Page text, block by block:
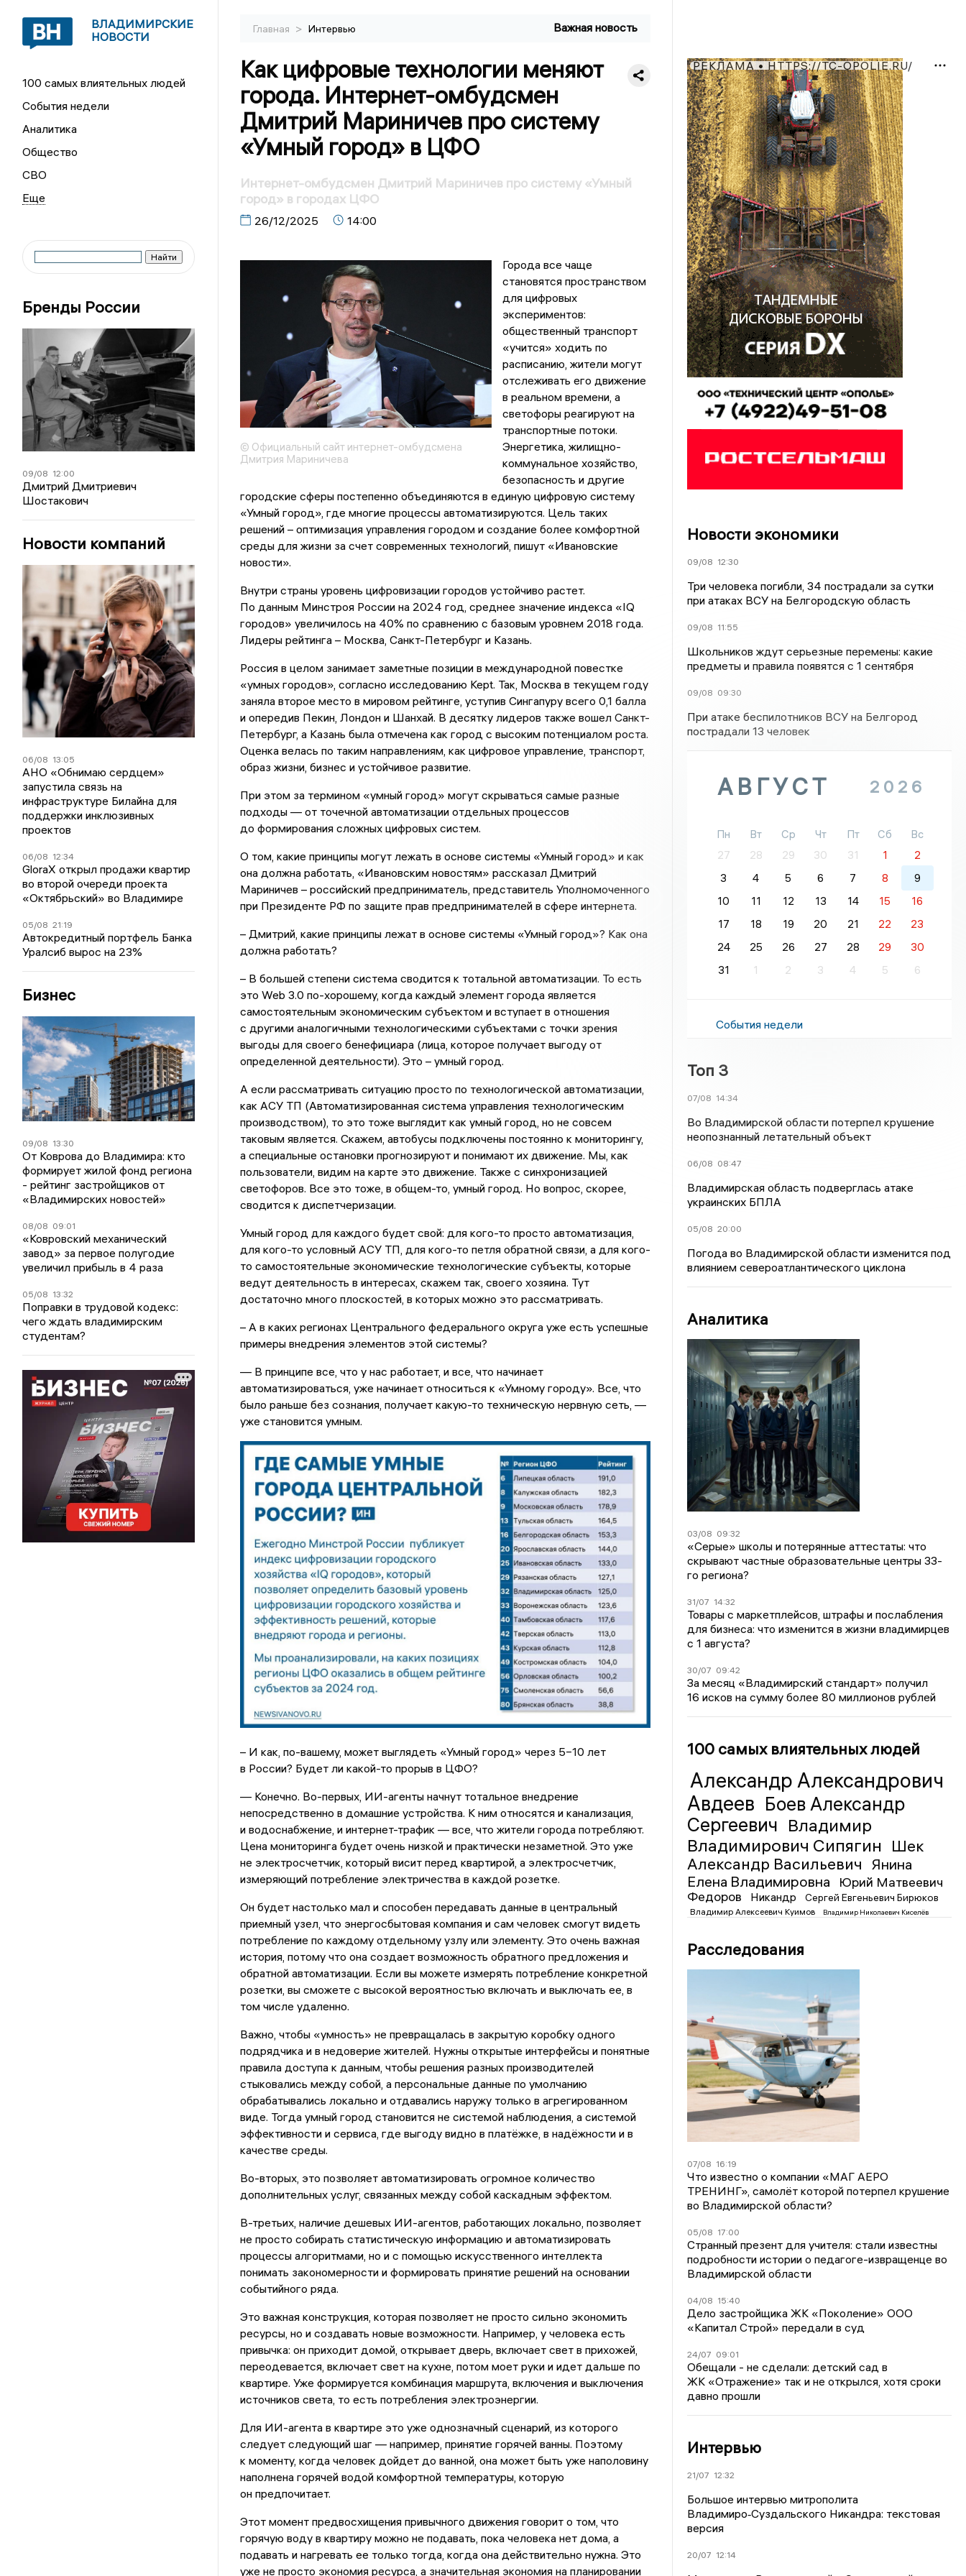
ВЛАДИМИРСКИЕ
НОВОСТИ
100 самых влиятельных людей
События недели
Аналитика
Общество
СВО
Бренды России
09/08 12:00
Дмитрий Дмитриевич
Шостакович
Новости компаний
06/08 13:05
АНО «Обнимаю сердцем»
запустила связь на
инфраструктуре Билайна для
поддержки инклюзивных
проектов
06/08 12:34
GloraX открыл продажи квартир
во второй очереди проекта
«Октябрьский» во Владимире
05/08 21:19
Автокредитный портфель Банка
Уралсиб вырос на 23%
Бизнес
09/08 13:30
От Коврова до Владимира: кто
формирует жилой фонд региона
- рейтинг застройщиков от
«Владимирских новостей»
08/08 09:01
«Ковровский механический
завод» за первое полугодие
увеличил прибыль в 4 раза
05/08 13:32
Поправки в трудовой кодекс:
чего ждать владимирским
студентам?
Главная > Интервью Важная новость
Как цифровые технологии меняют
города. Интернет-омбудсмен
Дмитрий Мариничев про систему
«Умный город» в ЦФО
Интернет-омбудсмен Дмитрий Мариничев про систему «Умный
город» в городах ЦФО
26/12/2025 14:00
© Официальный сайт интернет-омбудсмена
Дмитрия Мариничева
Города все чаще
становятся пространством
для цифровых
экспериментов:
общественный транспорт
«учится» ходить по
расписанию, жители могут
отслеживать его движение
в реальном времени, а
светофоры реагируют на
транспортные потоки.
Энергетика, жилищно-
коммунальное хозяйство,
безопасность и другие
городские сферы постепенно объединяются в единую цифровую систему
«Умный город», где многие процессы автоматизируются. Цель таких
решений – оптимизация управления городом и создание более комфортной
среды для жизни за счет современных технологий, пишут «Ивановские
новости».
Внутри страны уровень цифровизации городов устойчиво растет.
По данным Минстроя России на 2024 год, среднее значение индекса «IQ
городов» увеличилось на 40% по сравнению с базовым уровнем 2018 года.
Лидеры рейтинга – Москва, Санкт-Петербург и Казань.
Россия в целом занимает заметные позиции в международной повестке
«умных городов», согласно исследованию Kept. Так, Москва в текущем году
заняла второе место в мировом рейтинге, уступив Сингапуру всего 0,1 балла
и опередив Пекин, Лондон и Шанхай. В десятку лидеров также вошел Санкт-
Петербург, а Казань была отмечена как город с высоким потенциалом роста.
Оценка велась по таким направлениям, как цифровое управление, транспорт,
образ жизни, бизнес и устойчивое развитие.
При этом за термином «умный город» могут скрываться самые разные
подходы — от точечной автоматизации отдельных процессов
до формирования сложных цифровых систем.
О том, какие принципы могут лежать в основе системы «Умный город» и как
она должна работать, «Ивановским новостям» рассказал Дмитрий
Мариничев – российский предприниматель, представитель Уполномоченного
при Президенте РФ по защите прав предпринимателей в сфере интернета.
– Дмитрий, какие принципы лежат в основе системы «Умный город»? Как она
должна работать?
– В большей степени система сводится к тотальной автоматизации. То есть
это Web 3.0 по-хорошему, когда каждый элемент города является
самостоятельным экономическим субъектом и вступает в отношения
с другими аналогичными технологическими субъектами с точки зрения
выгоды для своего бенефициара (лица, которое получает выгоду от
определенной деятельности). Это – умный город.
А если рассматривать ситуацию просто по технологической автоматизации,
как АСУ ТП (Автоматизированная система управления технологическим
производством), то это тоже выглядит как умный город, но не совсем
таковым является. Скажем, автобусы подключены постоянно к мониторингу,
а специальные остановки прогнозируют и понимают их движение. Мы, как
пользователи, видим на карте это движение. Также с синхронизацией
светофоров. Все это тоже, в общем-то, умный город. Но вопрос, скорее,
сводится к диспетчеризации.
Умный город для каждого будет свой: для кого-то просто автоматизация,
для кого-то условный АСУ ТП, для кого-то петля обратной связи, а для кого-
то самостоятельные экономические технологические субъекты, которые
ведут деятельность в интересах, скажем так, своего хозяина. Тут
достаточно много плоскостей, в которых можно это рассматривать.
– А в каких регионах Центрального федерального округа уже есть успешные
примеры внедрения элементов этой системы?
— В принципе все, что у нас работает, и все, что начинает
автоматизироваться, уже начинает относиться к «Умному городу». Все, что
было раньше без сознания, получает какую-то техническую нервную сеть, —
уже становится умным.
– И как, по-вашему, может выглядеть «Умный город» через 5−10 лет
в России? Будет ли какой-то прорыв в ЦФО?
— Конечно. Во-первых, ИИ-агенты начнут тотальное внедрение
непосредственно в домашние устройства. К ним относятся и канализация,
и водоснабжение, и интернет-трафик — все, что жители города потребляют.
Цена мониторинга будет очень низкой и практически незаметной. Это уже
не электросчетчик, который висит перед квартирой, а электросчетчик,
измеряющий потребление электричества в каждой розетке.
Он будет настолько мал и способен передавать данные в центральный
приемный узел, что энергосбытовая компания и сам человек смогут видеть
потребление по каждому отдельному узлу или элементу. Это очень важная
история, потому что она создает возможность обратного предложения и
обратной автоматизации. Если вы можете измерять потребление конкретной
розетки, вы сможете с высокой вероятностью включать и выключать ее, в
том числе удаленно.
Важно, чтобы «умность» не превращалась в закрытую коробку одного
подрядчика и в недоверие жителей. Нужны открытые интерфейсы и понятные
правила доступа к данным, чтобы решения разных производителей
стыковались между собой, а персональные данные по умолчанию
обрабатывались локально и отдавались наружу только в агрегированном
виде. Тогда умный город становится не системой наблюдения, а системой
эффективности и сервиса, где выгоду видно в платёжке, в надёжности и в
качестве среды.
Во-вторых, это позволяет автоматизировать огромное количество
дополнительных услуг, связанных между собой каскадным эффектом.
В-третьих, наличие дешевых ИИ-агентов, работающих локально, позволяет
не просто собирать статистическую информацию и автоматизировать
процессы алгоритмами, но и с помощью искусственного интеллекта
понимать закономерности и формировать принятие решений на основании
событийного ряда.
Это важная конструкция, которая позволяет не просто сильно экономить
ресурсы, но и создавать новые возможности. Например, у человека есть
привычка: он приходит домой, открывает дверь, включает свет в прихожей,
переодевается, включает свет на кухне, потом моет руки и идет дальше по
квартире. Уже формируется комбинация маршрута, включения и выключения
источников света, то есть потребления электроэнергии.
Для ИИ-агента в квартире это уже однозначный сценарий, из которого
следует следующий шаг — например, принятие горячей ванны. Поэтому
к моменту, когда человек дойдет до ванной, она может быть уже наполовину
наполнена горячей водой комфортной температуры, которую
он предпочитает.
Этот момент предвосхищения привычного движения говорит о том, что
горячую воду в квартиру можно не подавать, пока человека нет дома, а
подавать и нагревать ее только тогда, когда она действительно нужна. Это
уже не просто экономия ресурса, а значительная экономия на планировании
РЕКЛАМА • HTTPS://TC-OPOLIE.RU/
Новости экономики
09/08 12:30
Три человека погибли, 34 пострадали за сутки
при атаках ВСУ на Белгородскую область
09/08 11:55
Школьников ждут серьезные перемены: какие
предметы и правила появятся с 1 сентября
09/08 09:30
При атаке беспилотников ВСУ на Белгород
пострадали 13 человек
АВГУСТ 2026
Пн Вт Ср Чт Пт Сб
Вс
27
28 29 30 31 1
2
3
4 5 6 7 8
9
10
11 12 13 14 15
16
17
18 19 20 21 22
23
24
25 26 27 28 29
30
31
1 2 3 4 5 6
События недели
Топ 3
07/08 14:34
Во Владимирской области потерпел крушение
неопознанный летательный объект
06/08 08:47
Владимирская область подверглась атаке
украинских БПЛА
05/08 20:00
Погода во Владимирской области изменится под
влиянием североатлантического циклона
Аналитика
03/08 09:32
«Серые» школы и потерянные аттестаты: что
скрывают частные образовательные центры 33-
го региона?
31/07 14:32
Товары с маркетплейсов, штрафы и послабления
для бизнеса: что изменится в жизни владимирцев
с 1 августа?
30/07 09:42
За месяц «Владимирский стандарт» получил
16 исков на сумму более 80 миллионов рублей
100 самых влиятельных людей
Александр Александрович
Авдеев Боев Александр
Сергеевич Владимир
Владимирович Сипягин Шек
Александр Васильевич
Янина
Елена Владимировна
Юрий Матвеевич
Федоров
Никандр Сергей Евгеньевич Бирюков
Владимир Алексеевич Куимов Владимир Николаевич Киселёв
Расследования
07/08 16:19
Что известно о компании «МАГ АЕРО
ТРЕНИНГ», самолёт которой потерпел крушение
во Владимирской области?
05/08 17:00
Странный презент для учителя: стали известны
подробности истории о педагоге-извращенце во
Владимирской области
04/08 15:40
Дело застройщика ЖК «Поколение» ООО
«Капитал Строй» передали в суд
24/07 09:01
Обещали - не сделали: детский сад в
ЖК «Отражение» так и не открылся, хотя сроки
давно прошли
Интервью
21/07 12:32
Большое интервью митрополита
Владимиро‑Суздальского Никандра: текстовая
версия
20/07 12:14